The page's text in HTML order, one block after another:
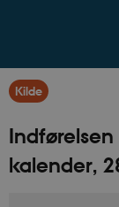
Kilde
kalender,